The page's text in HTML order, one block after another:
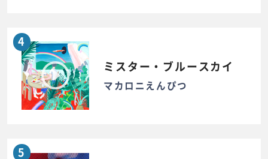
4
ミスター・ブルースカイ
マカロニえんぴつ
5